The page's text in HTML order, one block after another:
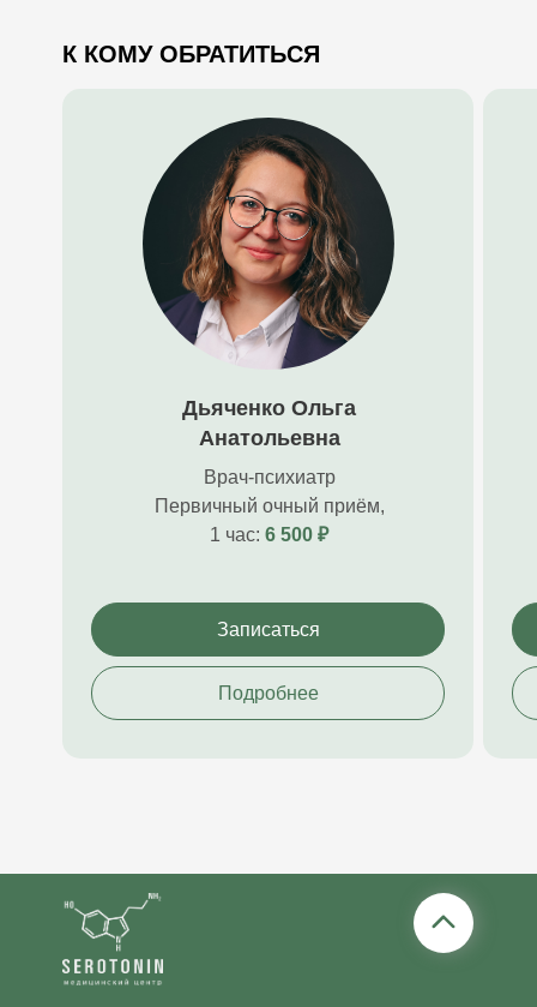
К КОМУ ОБРАТИТЬСЯ
Записаться
Подробнее
Врач-психиатр
Первичный очный приём,
1 час: 6 500 ₽
Дьяченко Ольга
Анатольевна